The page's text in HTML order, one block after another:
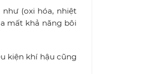
(oxi hóa, nhiệt
mất khả năng bôi
kiện khí hậu cũng